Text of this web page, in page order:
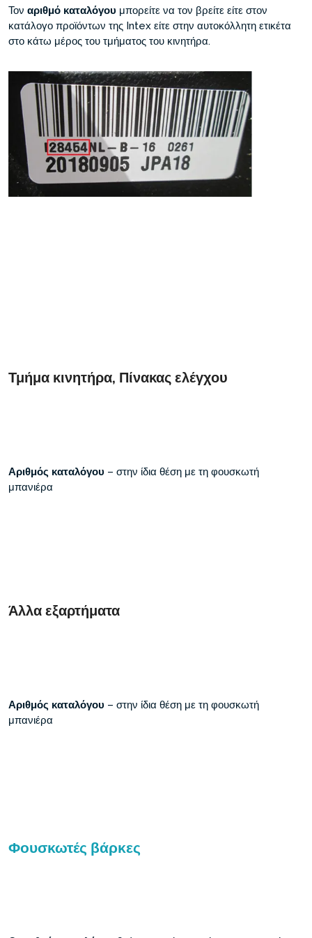
Τον αριθμό καταλόγου μπορείτε να τον βρείτε είτε στον
κατάλογο προϊόντων της Intex είτε στην αυτοκόλλητη ετικέτα
στο κάτω μέρος του τμήματος του κινητήρα.
Τμήμα κινητήρα, Πίνακας ελέγχου
Αριθμός καταλόγου – στην ίδια θέση με τη φουσκωτή
μπανιέρα
Άλλα εξαρτήματα
Αριθμός καταλόγου – στην ίδια θέση με τη φουσκωτή
μπανιέρα
Φουσκωτές βάρκες